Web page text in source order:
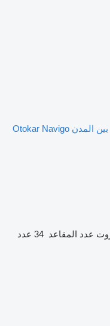
باص النقل بين المدن Otokar Navigo
عدد المقاعد 34 عدد